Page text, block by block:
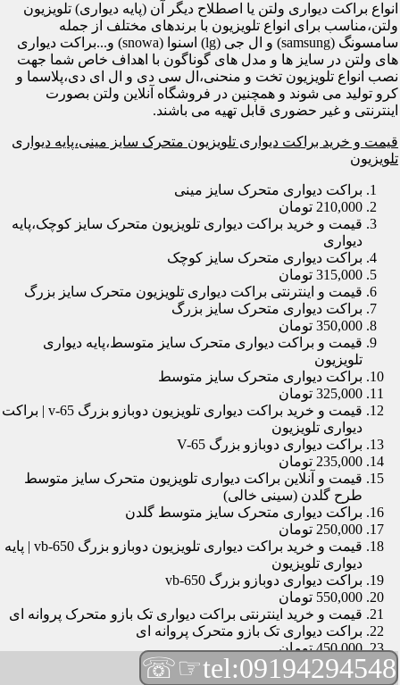
انواع براکت دیواری ولتن یا اصطلاح دیگر آن (پایه دیواری) تلویزیون
ولتن،مناسب برای انواع تلویزیون با برندهای مختلف از جمله
سامسونگ (samsung) و ال جی (lg) اسنوا (snowa) و...براکت دیواری
های ولتن در سایز ها و مدل های گوناگون با اهداف خاص شما جهت
نصب انواع تلویزیون تخت و منحنی،ال سی دی و ال ای دی،پلاسما و
کرو تولید می شوند و همچنین در فروشگاه آنلاین ولتن بصورت
اینترنتی و غیر حضوری قابل تهیه می باشند.
قیمت و خرید براکت دیواری تلویزیون متحرک سایز مینی،پایه دیواری
تلویزیون
براکت دیواری متحرک سایز مینی
210,000 تومان
قیمت و خرید براکت دیواری تلویزیون متحرک سایز کوچک،پایه
دیواری
براکت دیواری متحرک سایز کوچک
315,000 تومان
قیمت و اینترنتی براکت دیواری تلویزیون متحرک سایز بزرگ
براکت دیواری متحرک سایز بزرگ
350,000 تومان
قیمت و براکت دیواری متحرک سایز متوسط،پایه دیواری
تلویزیون
براکت دیواری متحرک سایز متوسط
325,000 تومان
قیمت و خرید براکت دیواری تلویزیون دوبازو بزرگ v-65 | براکت
دیواری تلویزیون
براکت دیواری دوبازو بزرگ V-65
235,000 تومان
قیمت و آنلاین براکت دیواری تلویزیون متحرک سایز متوسط
طرح گلدن (سینی خالی)
براکت دیواری متحرک سایز متوسط گلدن
250,000 تومان
قیمت و خرید براکت دیواری تلویزیون دوبازو بزرگ vb-650 | پایه
دیواری تلویزیون
براکت دیواری دوبازو بزرگ vb-650
550,000 تومان
قیمت و خرید اینترنتی براکت دیواری تک بازو متحرک پروانه ای
براکت دیواری تک بازو متحرک پروانه ای
450,000 تومان
قیمت و براکت دیواری تلویزیون مچی | براکت دیواری تلویزیون
tel:09194294548
☞☏